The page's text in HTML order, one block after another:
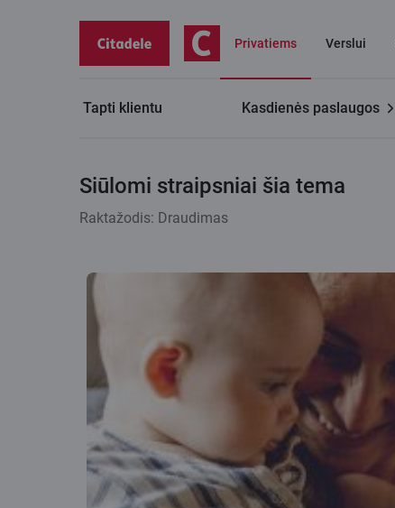
Privatiems Verslui
Tapti klientu Kasdienės paslaugos
Siūlomi straipsniai šia tema
Raktažodis: Draudimas